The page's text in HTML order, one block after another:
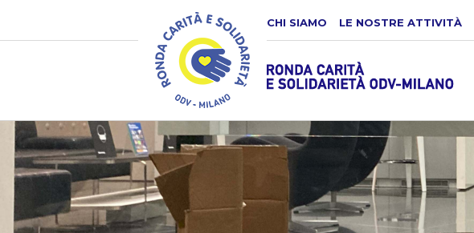
CHI SIAMO LE NOSTRE ATTIVITÀ